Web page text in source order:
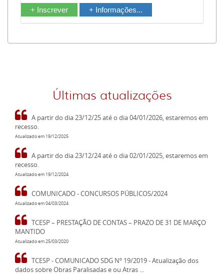
+ Inscrever + Informações...
Últimas atualizações
A partir do dia 23/12/25 até o dia 04/01/2026, estaremos em
recesso.
Atualizado em 19/12/2025
A partir do dia 23/12/24 até o dia 02/01/2025, estaremos em
recesso.
Atualizado em 19/12/2024
COMUNICADO - CONCURSOS PÚBLICOS/2024
Atualizado em 04/03/2024
TCESP – PRESTAÇÃO DE CONTAS – PRAZO DE 31 DE MARÇO
MANTIDO
Atualizado em 25/03/2020
TCESP - COMUNICADO SDG Nº 19/2019 - Atualização dos
dados sobre Obras Paralisadas e ou Atras ...